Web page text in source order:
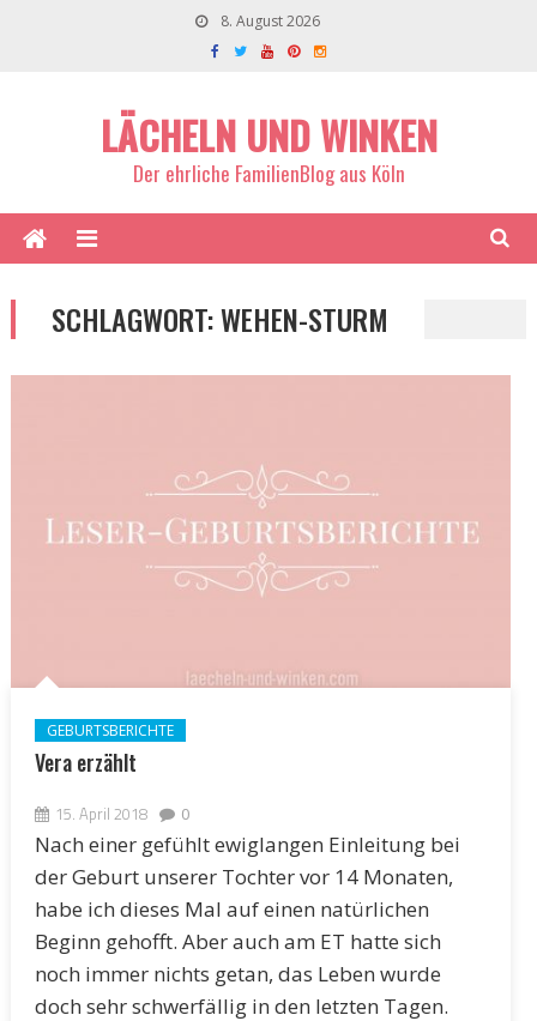
8. August 2026
LÄCHELN UND WINKEN
Der ehrliche FamilienBlog aus Köln
SCHLAGWORT:WEHEN-STURM
GEBURTSBERICHTE
Vera erzählt
15. April 2018 0
Nach einer gefühlt ewiglangen Einleitung bei
der Geburt unserer Tochter vor 14 Monaten,
habe ich dieses Mal auf einen natürlichen
Beginn gehofft. Aber auch am ET hatte sich
noch immer nichts getan, das Leben wurde
doch sehr schwerfällig in den letzten Tagen.